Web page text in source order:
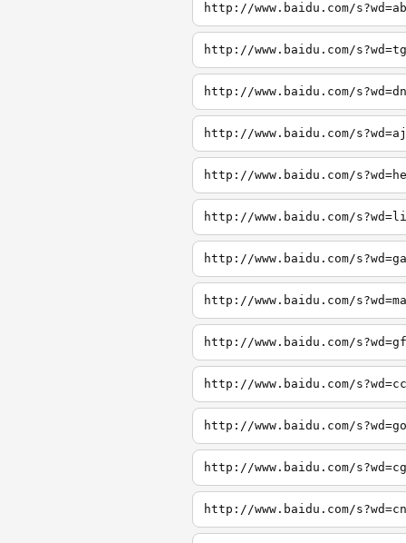
http://www.baidu.com/s?wd=ab
http://www.baidu.com/s?wd=tg
http://www.baidu.com/s?wd=dn
http://www.baidu.com/s?wd=aj
http://www.baidu.com/
http://www.baidu.com/
http://www.baidu.com/
http://www.baidu.com/
http://www.baidu.com/
http://www.baidu.com/
http://www.baidu.com/
http://www.baidu.com/
http://www.baidu.com/